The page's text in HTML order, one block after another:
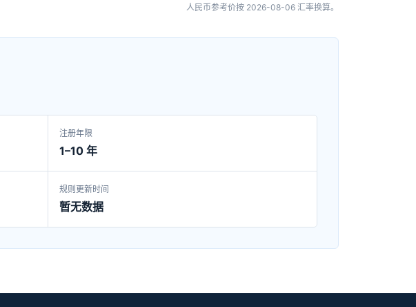
人民币参考价按 2026-08-06 汇率换算。
注册年限
1–10 年
规则更新时间
暂无数据